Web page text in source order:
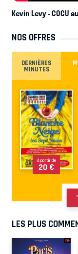
Kevin Levy - COCU
NOS OFFRES
DERNIÈRES
MINUTES
À partir de
20 €
LES PLUS